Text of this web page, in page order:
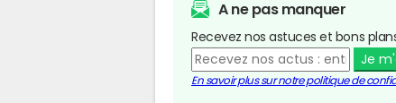
A ne pas manquer
Recevez nos astuces et bons
Je
En savoir plus sur notre politique de